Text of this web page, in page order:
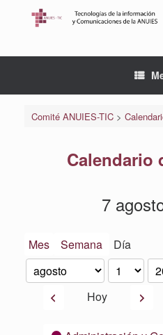
Comité ANUIES-TIC>
Calendario
7
Mes Semana Día
Mes
Día
Año
AnteriorHoy
Categorías